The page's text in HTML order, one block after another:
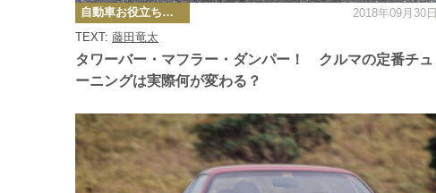
タワーバー・マフラー・ダンパー！ クルマの定番チュ
ーニングは実際何が変わる？
TEXT: 藤田竜太
カ
テ
ゴ
リ
ー
自動車お役立ち情報 2018年09月30日